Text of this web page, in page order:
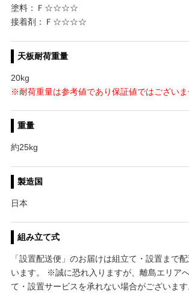
塗料：Ｆ☆☆☆☆
接着剤：Ｆ☆☆☆☆
天板耐荷重量
20kg
※耐荷重量は参考値であり保証値ではございま
重量
約25kg
製造国
日本
組み立て式
「設置配送便」のお届けは組立て・設置まで
います。 ※誠に恐れ入りますが、離島エリア
て・設置サービスを承れない場合がございます